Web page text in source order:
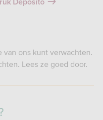
Deposito
van ons kunt verwachten.
Lees ze goed door.